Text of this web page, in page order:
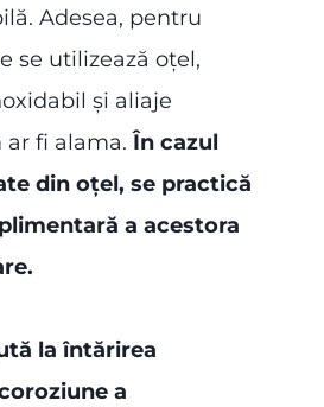
Adesea, pentru
se utilizează oțel,
și aliaje
fi alama. În cazul
din oțel, se practică
a acestora
la întărirea
a